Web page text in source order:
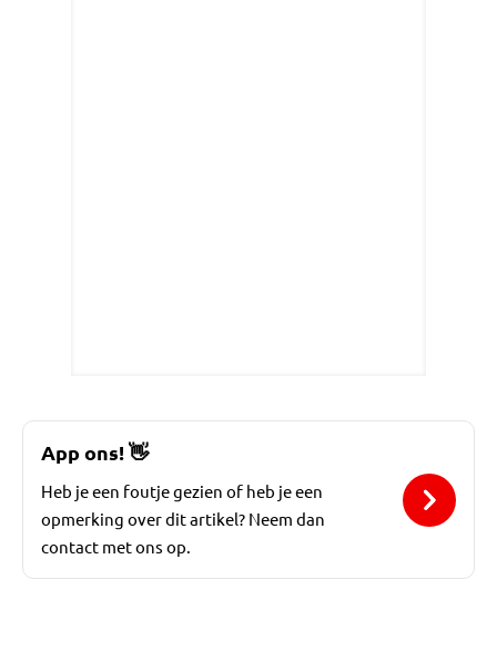
App ons!👋
Heb je een foutje gezien of heb je een
opmerking over dit artikel? Neem dan
contact met ons op.